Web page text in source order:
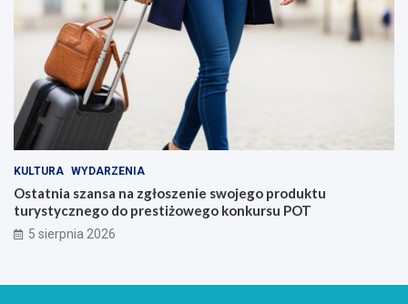
KULTURA WYDARZENIA
Ostatnia szansa na zgłoszenie swojego produktu
turystycznego do prestiżowego konkursu POT
5 sierpnia 2026